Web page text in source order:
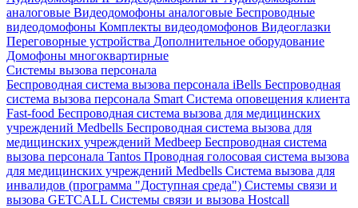
аналоговые Видеодомофоны аналоговые Беспроводные
видеодомофоны Комплекты видеодомофонов Видеоглазки
Переговорные устройства Дополнительное оборудование
Домофоны многоквартирные
Системы вызова персонала
Беспроводная система вызова персонала iBells Беспроводная
система вызова персонала Smart Система оповещения клиента
Fast-food Беспроводная система вызова для медицинских
учреждений Medbells Беспроводная система вызова для
медицинских учреждений Medbeep Беспроводная система
вызова персонала Tantos Проводная голосовая система вызова
для медицинских учреждений Medbells Система вызова для
инвалидов (программа "Доступная среда") Системы связи и
вызова GETCALL Системы связи и вызова Hostcall